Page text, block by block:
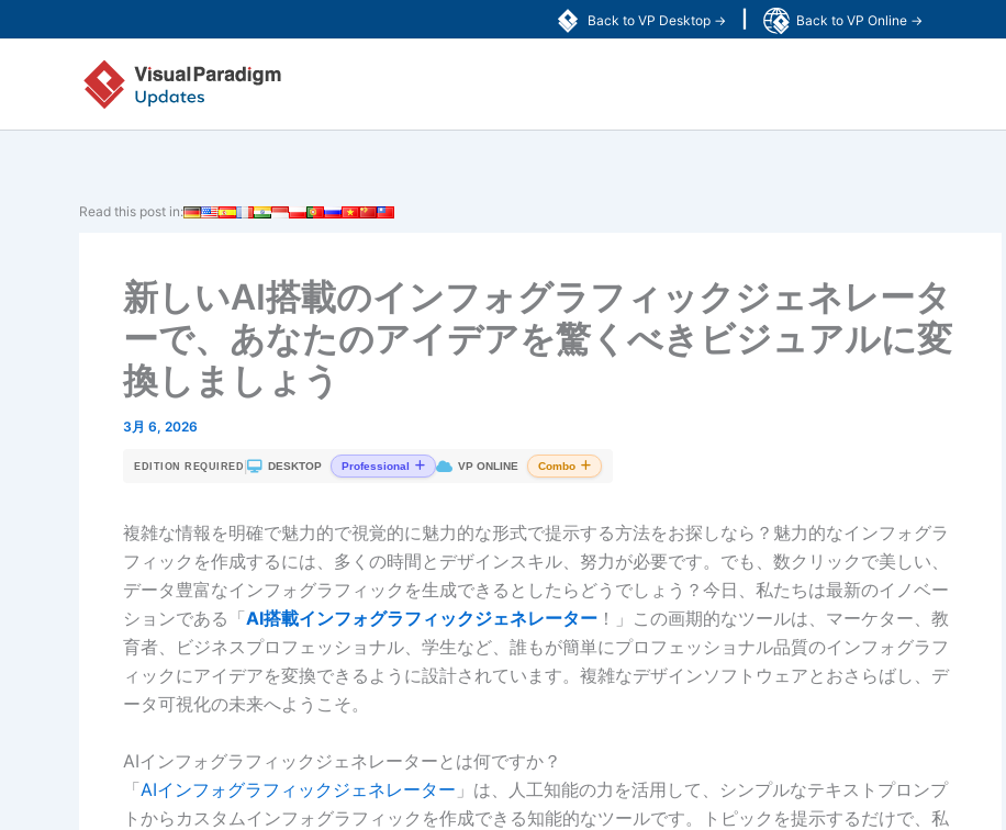
Back to VP Desktop → Back to VP Online →
容
キ
Read this post in:
新しいAI搭載のインフォグラフィックジェネレータ
ーで、あなたのアイデアを驚くべきビジュアルに変
換しましょう
3月 6, 2026
EDITION REQUIRED DESKTOP Professional VP ONLINE Combo
複雑な情報を明確で魅力的で視覚的に魅力的な形式で提示する方法をお探しなら？魅力的なインフォグラ
フィックを作成するには、多くの時間とデザインスキル、努力が必要です。でも、数クリックで美しい、
データ豊富なインフォグラフィックを生成できるとしたらどうでしょう？今日、私たちは最新のイノベー
ションである「AI搭載インフォグラフィックジェネレーター ！」この画期的なツールは、マーケター、教
育者、ビジネスプロフェッショナル、学生など、誰もが簡単にプロフェッショナル品質のインフォグラフ
ィックにアイデアを変換できるように設計されています。複雑なデザインソフトウェアとおさらばし、デ
ータ可視化の未来へようこそ。
AIインフォグラフィックジェネレーターとは何ですか？
「AIインフォグラフィックジェネレーター 」は、人工知能の力を活用して、シンプルなテキストプロンプ
トからカスタムインフォグラフィックを作成できる知能的なツールです。トピックを提示するだけで、私